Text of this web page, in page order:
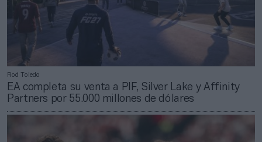
Rod Toledo
EA completa su venta a PIF, Silver Lake y Affinity
Partners por 55.000 millones de dólares